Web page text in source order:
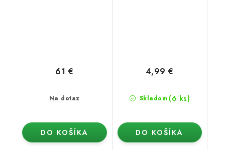
Na dotaz
61 €
DO KOŠÍKA
Skladom (6 ks)
4,99 €
DO KOŠÍKA